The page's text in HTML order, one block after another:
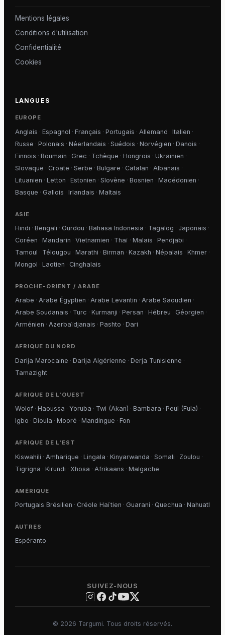
Mentions légales
Conditions d'utilisation
Confidentialité
Cookies
LANGUES
EUROPE
Anglais · Espagnol · Français · Portugais · Allemand · Italien ·
Russe · Polonais · Néerlandais · Suédois · Norvégien · Danois ·
Finnois · Roumain · Grec · Tchèque · Hongrois · Ukrainien ·
Slovaque · Croate · Serbe · Bulgare · Catalan · Albanais ·
Lituanien · Letton · Estonien · Slovène · Bosnien · Macédonien ·
Basque · Gallois · Irlandais · Maltais
ASIE
Hindi · Bengali · Ourdou · Bahasa Indonesia · Tagalog · Japonais ·
Coréen · Mandarin · Vietnamien · Thaï· Malais · Pendjabi ·
Tamoul · Télougou · Marathi · Birman · Kazakh · Népalais · Khmer·
Mongol · Laotien · Cinghalais
PROCHE-ORIENT / ARABE
Arabe · Arabe Égyptien · Arabe Levantin · Arabe Saoudien ·
Arabe Soudanais · Turc · Kurmanji · Persan · Hébreu · Géorgien ·
Arménien · Azerbaïdjanais · Pashto · Dari
AFRIQUE DU NORD
Darija Marocaine · Darija Algérienne · Derja Tunisienne ·
Tamazight
AFRIQUE DE L'OUEST
Wolof· Haoussa · Yoruba · Twi (Akan) · Bambara · Peul (Fula) ·
Igbo · Dioula · Mooré · Mandingue · Fon
AFRIQUE DE L'EST
Kiswahili · Amharique · Lingala · Kinyarwanda · Somali · Zoulou ·
Tigrigna · Kirundi · Xhosa · Afrikaans · Malgache
AMÉRIQUE
Portugais Brésilien · Créole Haïtien · Guaraní· Quechua · Nahuatl
AUTRES
Espéranto
SUIVEZ-NOUS
© 2026 Targumi. Tous droits réservés.